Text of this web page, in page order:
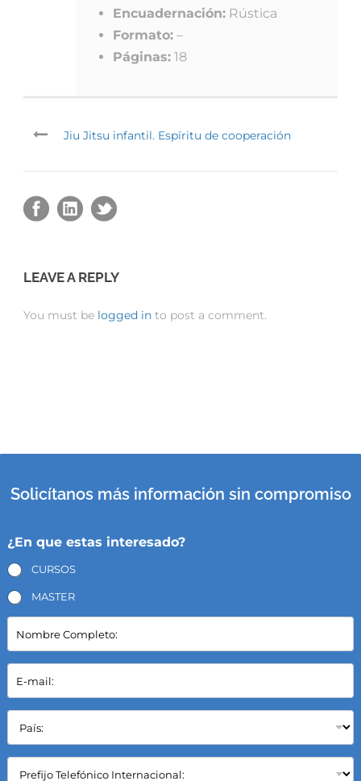
Encuadernación: Rústica
Formato: –
Páginas: 18
Jiu Jitsu infantil. Espíritu de cooperación
LEAVE A REPLY
You must be logged in to post a comment.
Solicítanos más información sin compromiso
¿En que estas interesado?
CURSOS
MASTER
N
m
b
e
C
m
p
E
m
a
l
*
P
í
s
C